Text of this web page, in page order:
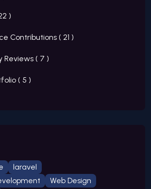
)
Contributions ( 21 )
Reviews ( 7 )
( 5 )
laravel
Web Design